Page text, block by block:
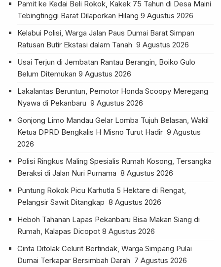
Pamit ke Kedai Beli Rokok, Kakek 75 Tahun di Desa Maini
Tebingtinggi Barat Dilaporkan Hilang 9 Agustus 2026
Kelabui Polisi, Warga Jalan Paus Dumai Barat Simpan
Ratusan Butir Ekstasi dalam Tanah 9 Agustus 2026
Usai Terjun di Jembatan Rantau Berangin, Boiko Gulo
Belum Ditemukan 9 Agustus 2026
Lakalantas Beruntun, Pemotor Honda Scoopy Meregang
Nyawa di Pekanbaru 9 Agustus 2026
Gonjong Limo Mandau Gelar Lomba Tujuh Belasan, Wakil
Ketua DPRD Bengkalis H Misno Turut Hadir 9 Agustus
2026
Polisi Ringkus Maling Spesialis Rumah Kosong, Tersangka
Beraksi di Jalan Nuri Purnama 8 Agustus 2026
Puntung Rokok Picu Karhutla 5 Hektare di Rengat,
Pelangsir Sawit Ditangkap 8 Agustus 2026
Heboh Tahanan Lapas Pekanbaru Bisa Makan Siang di
Rumah, Kalapas Dicopot 8 Agustus 2026
Cinta Ditolak Celurit Bertindak, Warga Simpang Pulai
Dumai Terkapar Bersimbah Darah 7 Agustus 2026